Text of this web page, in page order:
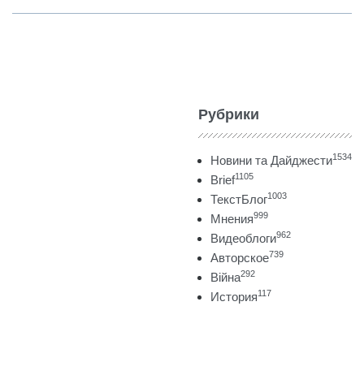
Рубрики
Новини та Дайджести1534
Brief1105
ТекстБлог1003
Мнения999
Видеоблоги962
Авторское739
Війна292
История117